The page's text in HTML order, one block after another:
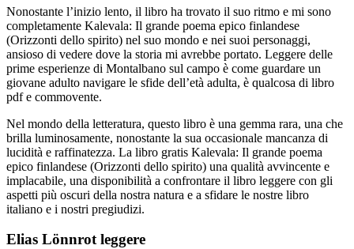
Nonostante l’inizio lento, il libro ha trovato il suo ritmo e mi sono
completamente Kalevala: Il grande poema epico finlandese
(Orizzonti dello spirito) nel suo mondo e nei suoi personaggi,
ansioso di vedere dove la storia mi avrebbe portato. Leggere delle
prime esperienze di Montalbano sul campo è come guardare un
giovane adulto navigare le sfide dell’età adulta, è qualcosa di libro
pdf e commovente.
Nel mondo della letteratura, questo libro è una gemma rara, una che
brilla luminosamente, nonostante la sua occasionale mancanza di
lucidità e raffinatezza. La libro gratis Kalevala: Il grande poema
epico finlandese (Orizzonti dello spirito) una qualità avvincente e
implacabile, una disponibilità a confrontare il libro leggere con gli
aspetti più oscuri della nostra natura e a sfidare le nostre libro
italiano e i nostri pregiudizi.
Elias Lönnrot leggere